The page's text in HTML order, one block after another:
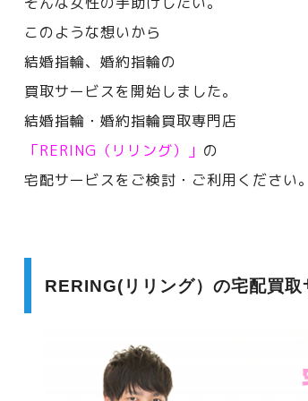
このような想いから
結婚指輪、婚約指輪の
買取サービスを開始しました。
結婚指輪・婚約指輪買取専門店
「RERING（リリング）」 の
宅配サービスをご検討・ご利用ください。
RERING(リリング）の宅配買